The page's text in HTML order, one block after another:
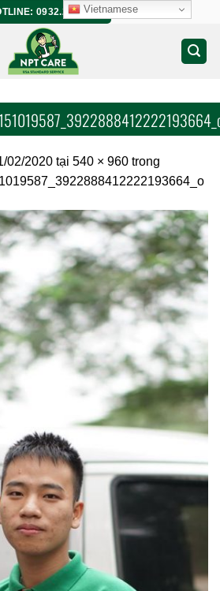
0932.266.458
02/2020 tại 540 × 960 trong
Vietnamese